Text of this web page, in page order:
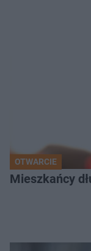
OTWARCIE
Mieszkańcy